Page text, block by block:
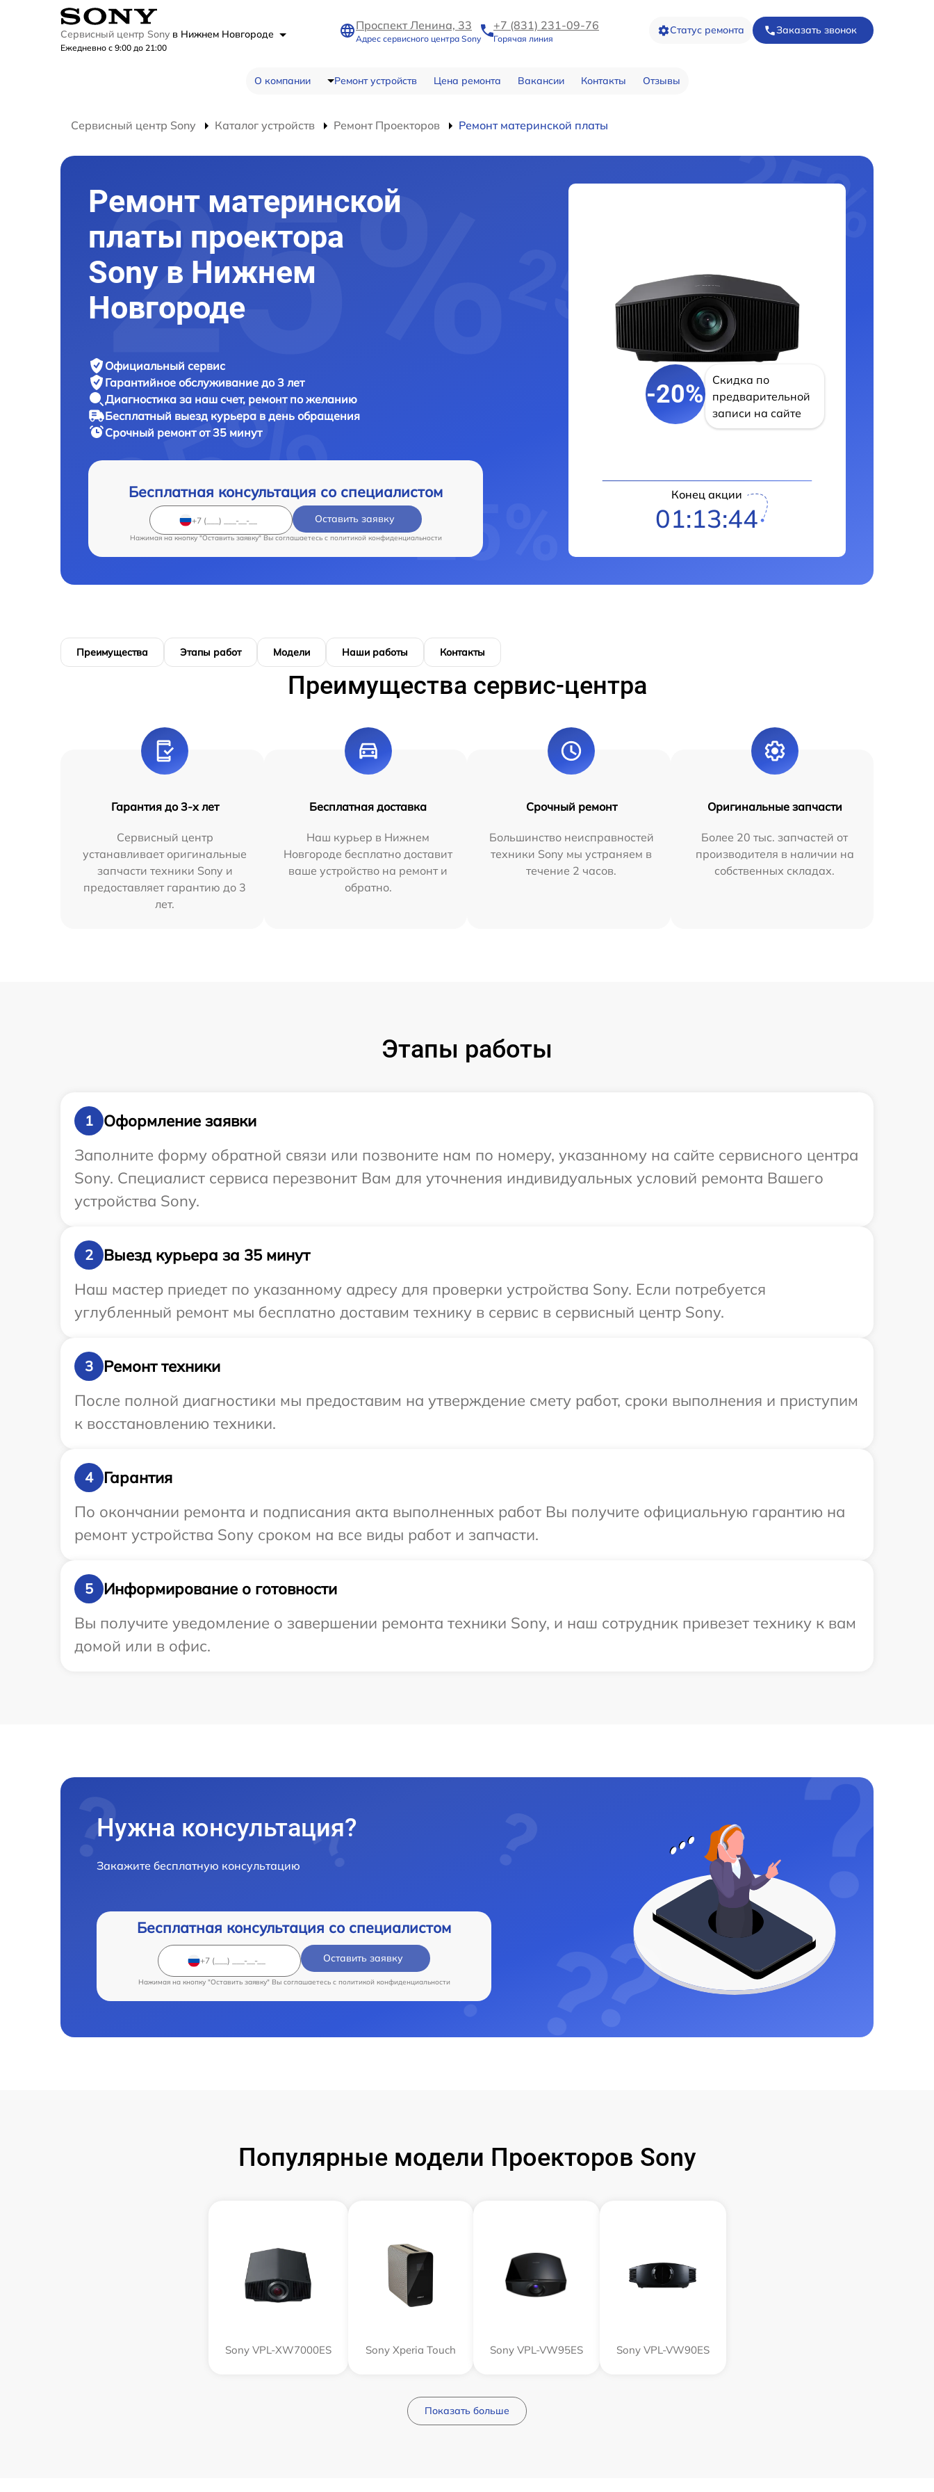
Сервисный центр Sony в Нижнем Новгороде
Ежедневно с 9:00 до 21:00
Проспект Ленина, 33
Адрес сервисного центра Sony
+7 (831) 231-09-76
Горячая линия
Статус ремонта Заказать звонок
О компании Ремонт устройств Цена ремонта Вакансии Контакты Отзывы
Сервисный центр Sony Каталог устройств Ремонт Проекторов Ремонт материнской платы
Ремонт материнской
платы проектора
Sony в Нижнем
Новгороде
Официальный сервис
Гарантийное обслуживание до 3 лет
Диагностика за наш счет, ремонт по желанию
Бесплатный выезд курьера в день обращения
Срочный ремонтот 35 минут
Бесплатная консультация со специалистом
Оставить заявку
Нажимая на кнопку "Оставить заявку" Вы соглашаетесь c политикой конфиденциальности
-20%
Скидка по
предварительной
записи на сайте
Конец акции
01:13:43
Преимущества Этапы работ Модели Наши работы Контакты
Преимущества сервис-центра
Гарантия до 3-х лет
Сервисный центр
устанавливает оригинальные
запчасти техники Sony и
предоставляет гарантию до 3
лет.
Бесплатная доставка
Наш курьер в Нижнем
Новгороде бесплатно доставит
ваше устройство на ремонт и
обратно.
Срочный ремонт
Большинство неисправностей
техники Sony мы устраняем в
течение 2 часов.
Оригинальные запчасти
Более 20 тыс. запчастей от
производителя в наличии на
собственных складах.
Этапы работы
1
Оформление заявки
Заполните форму обратной связи или позвоните нам по номеру, указанному на сайте сервисного центра
Sony. Специалист сервиса перезвонит Вам для уточнения индивидуальных условий ремонта Вашего
устройства Sony.
2
Выезд курьера за 35 минут
Наш мастер приедет по указанному адресу для проверки устройства Sony. Если потребуется
углубленный ремонт мы бесплатно доставим технику в сервис в сервисный центр Sony.
3
Ремонт техники
После полной диагностики мы предоставим на утверждение смету работ, сроки выполнения и приступим
к восстановлению техники.
4
Гарантия
По окончании ремонта и подписания акта выполненных работ Вы получите официальную гарантию на
ремонт устройства Sony сроком на все виды работ и запчасти.
5
Информирование о готовности
Вы получите уведомление о завершении ремонта техники Sony, и наш сотрудник привезет технику к вам
домой или в офис.
Нужна консультация?
Закажите бесплатную консультацию
Бесплатная консультация со специалистом
Оставить заявку
Нажимая на кнопку "Оставить заявку" Вы соглашаетесь c политикой конфиденциальности
Популярные модели Проекторов Sony
Sony VPL-XW7000ES Sony Xperia Touch Sony VPL-VW95ES Sony VPL-VW90ES
Показать больше